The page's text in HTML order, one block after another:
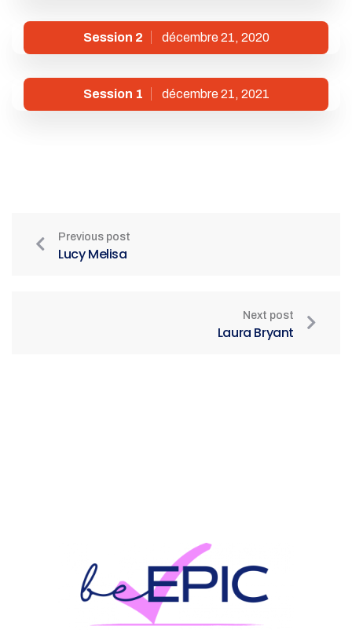
Session 2 décembre 21, 2020
Session 1 décembre 21, 2021
Previous post
Lucy Melisa
Next post
Laura Bryant